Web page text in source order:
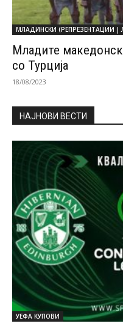
МЛАДИНСКИ (РЕПРЕЗЕНТАЦИИ |
Младите
со Турција
18/08/2023
НАЈНОВИ ВЕСТИ
УЕФА КУПОВИ